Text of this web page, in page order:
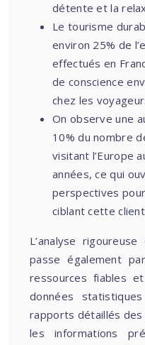
détente et la
Le tourisme
environ 25% de
effectués en
de conscience
chez les
On observe une
10% du nombre
visitant l’Europe
années, ce qui
perspectives pour
ciblant cette
L’analyse
passe également
ressources fiables
données
rapports détaillés
les informations